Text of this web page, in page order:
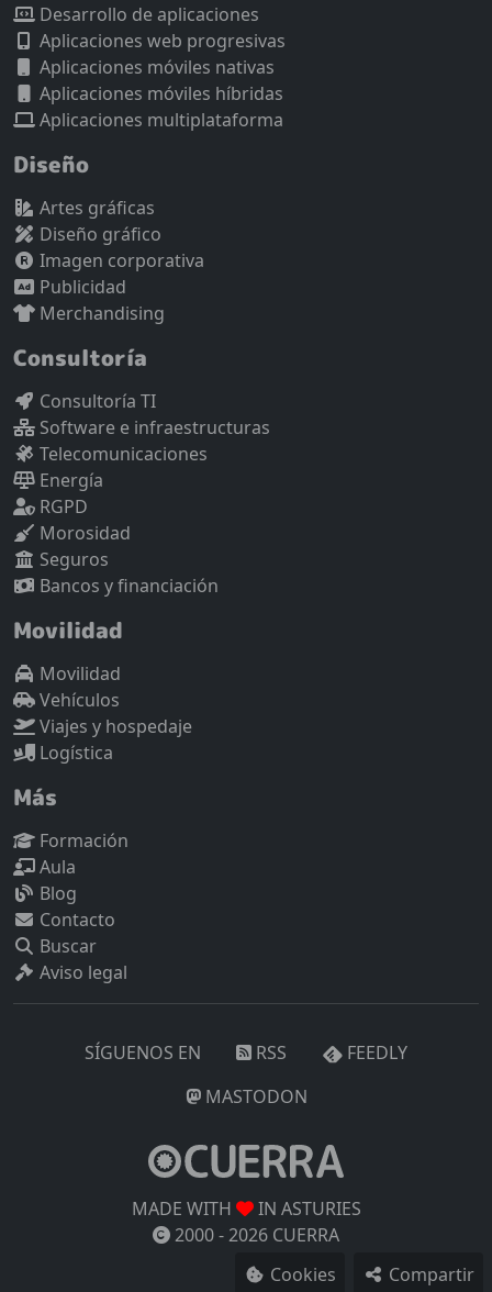
Desarrollo de aplicaciones
Aplicaciones web progresivas
Aplicaciones móviles nativas
Aplicaciones móviles híbridas
Aplicaciones multiplataforma
Diseño
Artes gráficas
Diseño gráfico
Imagen corporativa
Publicidad
Merchandising
Consultoría
Consultoría TI
Software e infraestructuras
Telecomunicaciones
Energía
RGPD
Morosidad
Seguros
Bancos y financiación
Movilidad
Movilidad
Vehículos
Viajes y hospedaje
Logística
Más
Formación
Aula
Blog
Contacto
Buscar
Aviso legal
SÍGUENOS EN RSS
FEEDLY
MASTODON
MADE WITH
IN ASTURIES
2000 -2026 CUERRA
Cookies
Compartir